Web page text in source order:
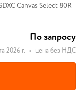
Canvas Select 80R
По запросу
2026 г. • цена без НДС